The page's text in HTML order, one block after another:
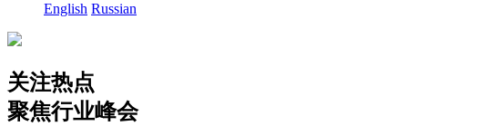
English Russian
关注热点
聚焦行业峰会